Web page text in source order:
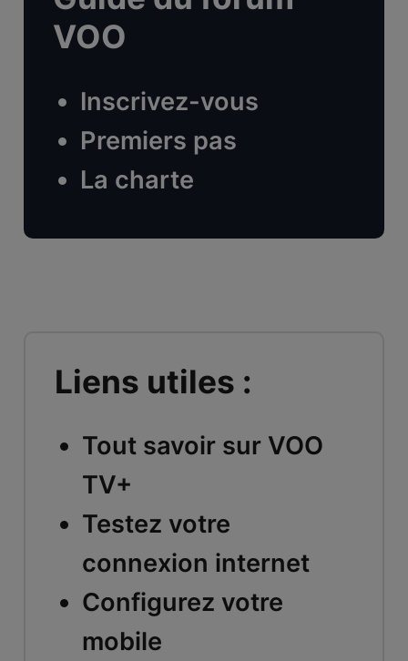
VOO
Inscrivez-vous
Premiers pas
La charte
Liens utiles :
Tout savoir sur VOO
TV+
Testez votre
connexion internet
Configurez votre
mobile